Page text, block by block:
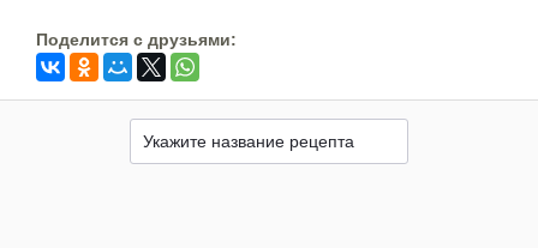
Поделится c друзьями: